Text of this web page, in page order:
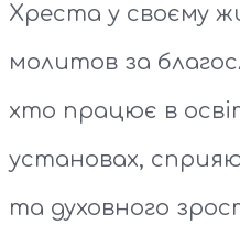
Хреста у своєму
молитов за
хто працює в
установах,
та духовного